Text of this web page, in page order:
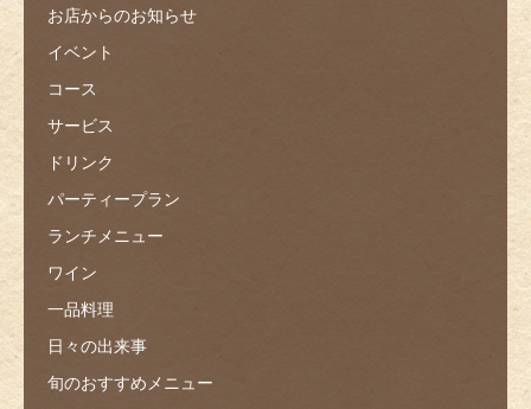
お店からのお知らせ
イベント
コース
サービス
ドリンク
パーティープラン
ランチメニュー
ワイン
一品料理
日々の出来事
旬のおすすめメニュー